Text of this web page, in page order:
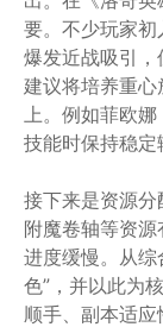
要。不少玩家
爆发近战吸引，
建议将培养重
上。例如菲欧
技能时保持稳定
接下来是资源分
附魔卷轴等资
进度缓慢。从综
色”，并以此为
顺手、副本适